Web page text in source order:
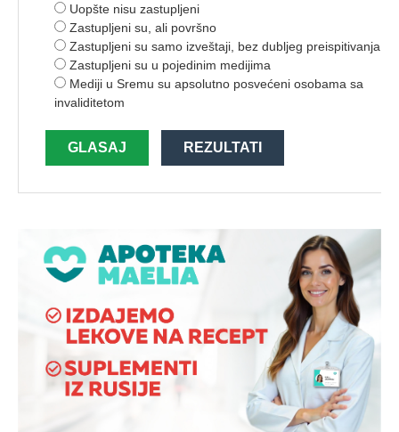
Uopšte nisu zastupljeni
Zastupljeni su, ali površno
Zastupljeni su samo izveštaji, bez dubljeg preispitivanja
Zastupljeni su u pojedinim medijima
Mediji u Sremu su apsolutno posvećeni osobama sa
invaliditetom
GLASAJ REZULTATI